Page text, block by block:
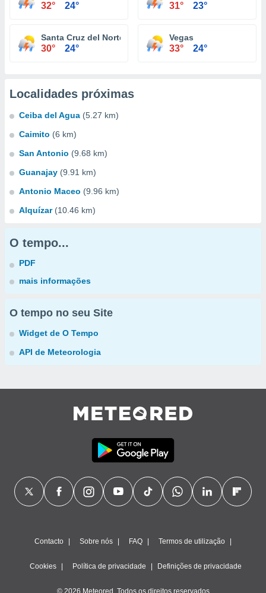
32° 24° 31° 23°
Santa Cruz del Norte
30° 24°
Vegas
33° 24°
Localidades próximas
Ceiba del Agua (5.27 km)
Caimito (6 km)
San Antonio (9.68 km)
Guanajay (9.91 km)
Antonio Maceo (9.96 km)
Alquízar (10.46 km)
O tempo...
PDF
mais informações
O tempo no seu Site
Widget de O Tempo
API de Meteorologia
Contacto Sobre nós FAQ Termos de utilização
Cookies Política de privacidade Definições de privacidade
© 2026 Meteored. Todos os direitos reservados